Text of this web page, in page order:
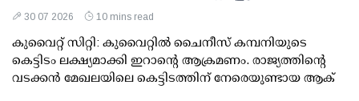
30 07 2026 10 mins read
കുവൈറ്റ് സിറ്റി: കുവൈറ്റില്‍ ചൈനീസ് കമ്പനിയുടെ
കെട്ടിടം ലക്ഷ്യമാക്കി ഇറാന്റെ ആക്രമണം. രാജ്യത്തിന്റെ
വടക്കന്‍ മേഖലയിലെ കെട്ടിടത്തിന് നേരെയുണ്ടായ ആക്